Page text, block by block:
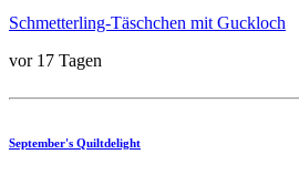
Schmetterling-Täschchen mit Guckloch
vor 17 Tagen
September's Quiltdelight